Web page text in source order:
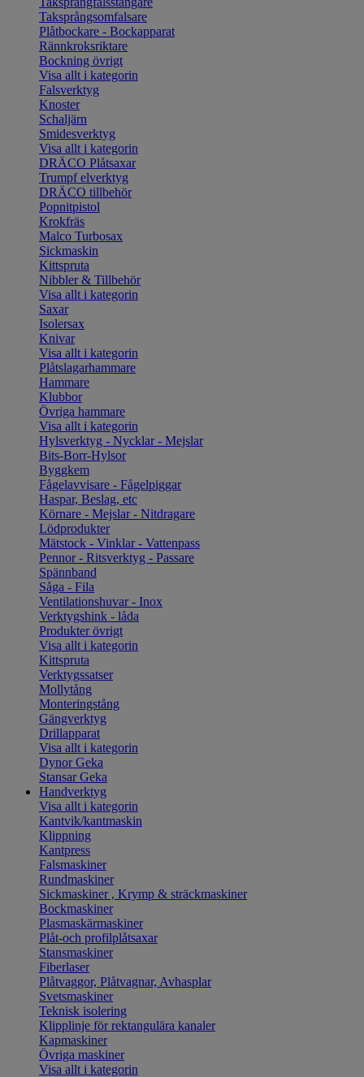
Taksprångsomfalsare
Plåtbockare - Bockapparat
Rännkroksriktare
Bockning övrigt
Visa allt i kategorin
Falsverktyg
Knoster
Schaljärn
Smidesverktyg
Visa allt i kategorin
DRÄCO Plåtsaxar
Trumpf elverktyg
DRÄCO tillbehör
Popnitpistol
Krokfräs
Malco Turbosax
Sickmaskin
Kittspruta
Nibbler & Tillbehör
Visa allt i kategorin
Saxar
Isolersax
Knivar
Visa allt i kategorin
Plåtslagarhammare
Hammare
Klubbor
Övriga hammare
Visa allt i kategorin
Hylsverktyg - Nycklar - Mejslar
Bits-Borr-Hylsor
Byggkem
Fågelavvisare - Fågelpiggar
Haspar, Beslag, etc
Körnare - Mejslar - Nitdragare
Lödprodukter
Mätstock - Vinklar - Vattenpass
Pennor - Ritsverktyg - Passare
Spännband
Såga - Fila
Ventilationshuvar - Inox
Verktygshink - låda
Produkter övrigt
Visa allt i kategorin
Kittspruta
Verktygssatser
Mollytång
Monteringstång
Gängverktyg
Drillapparat
Visa allt i kategorin
Dynor Geka
Stansar Geka
Handverktyg
Visa allt i kategorin
Kantvik/kantmaskin
Klippning
Kantpress
Falsmaskiner
Rundmaskiner
Sickmaskiner , Krymp & sträckmaskiner
Bockmaskiner
Plasmaskärmaskiner
Plåt-och profilplåtsaxar
Stansmaskiner
Fiberlaser
Plåtvaggor, Plåtvagnar, Avhasplar
Svetsmaskiner
Teknisk isolering
Klipplinje för rektangulära kanaler
Kapmaskiner
Övriga maskiner
Visa allt i kategorin